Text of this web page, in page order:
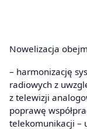
Nowelizacja
– harmonizację
radiowych z
z telewizji
poprawę
telekomunikacji –